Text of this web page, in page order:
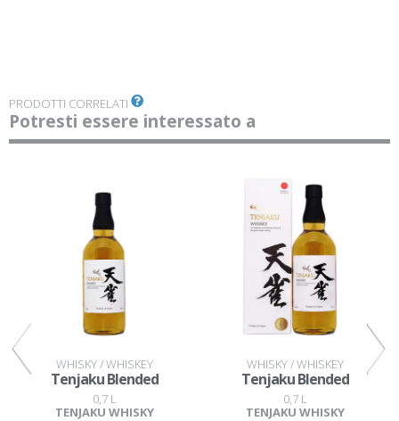
PRODOTTI CORRELATI
Potresti essere interessato a
WHISKY / WHISKEY
Tenjaku Blended
0,7 L
TENJAKU WHISKY
WHISKY / WHISKEY
Tenjaku Blended
0,7 L
TENJAKU WHISKY